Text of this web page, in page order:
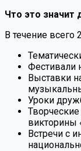
Что это значит
В течение всего
Фестивали
Выставки
Уроки
викторины
Встречи с